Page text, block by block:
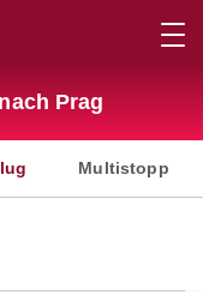
Prag
Multistopp